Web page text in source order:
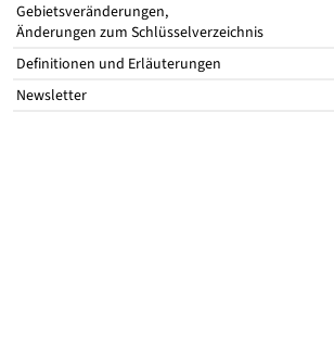
Gebietsveränderungen,
Änderungen zum Schlüsselverzeichnis
Definitionen und Erläuterungen
Newsletter